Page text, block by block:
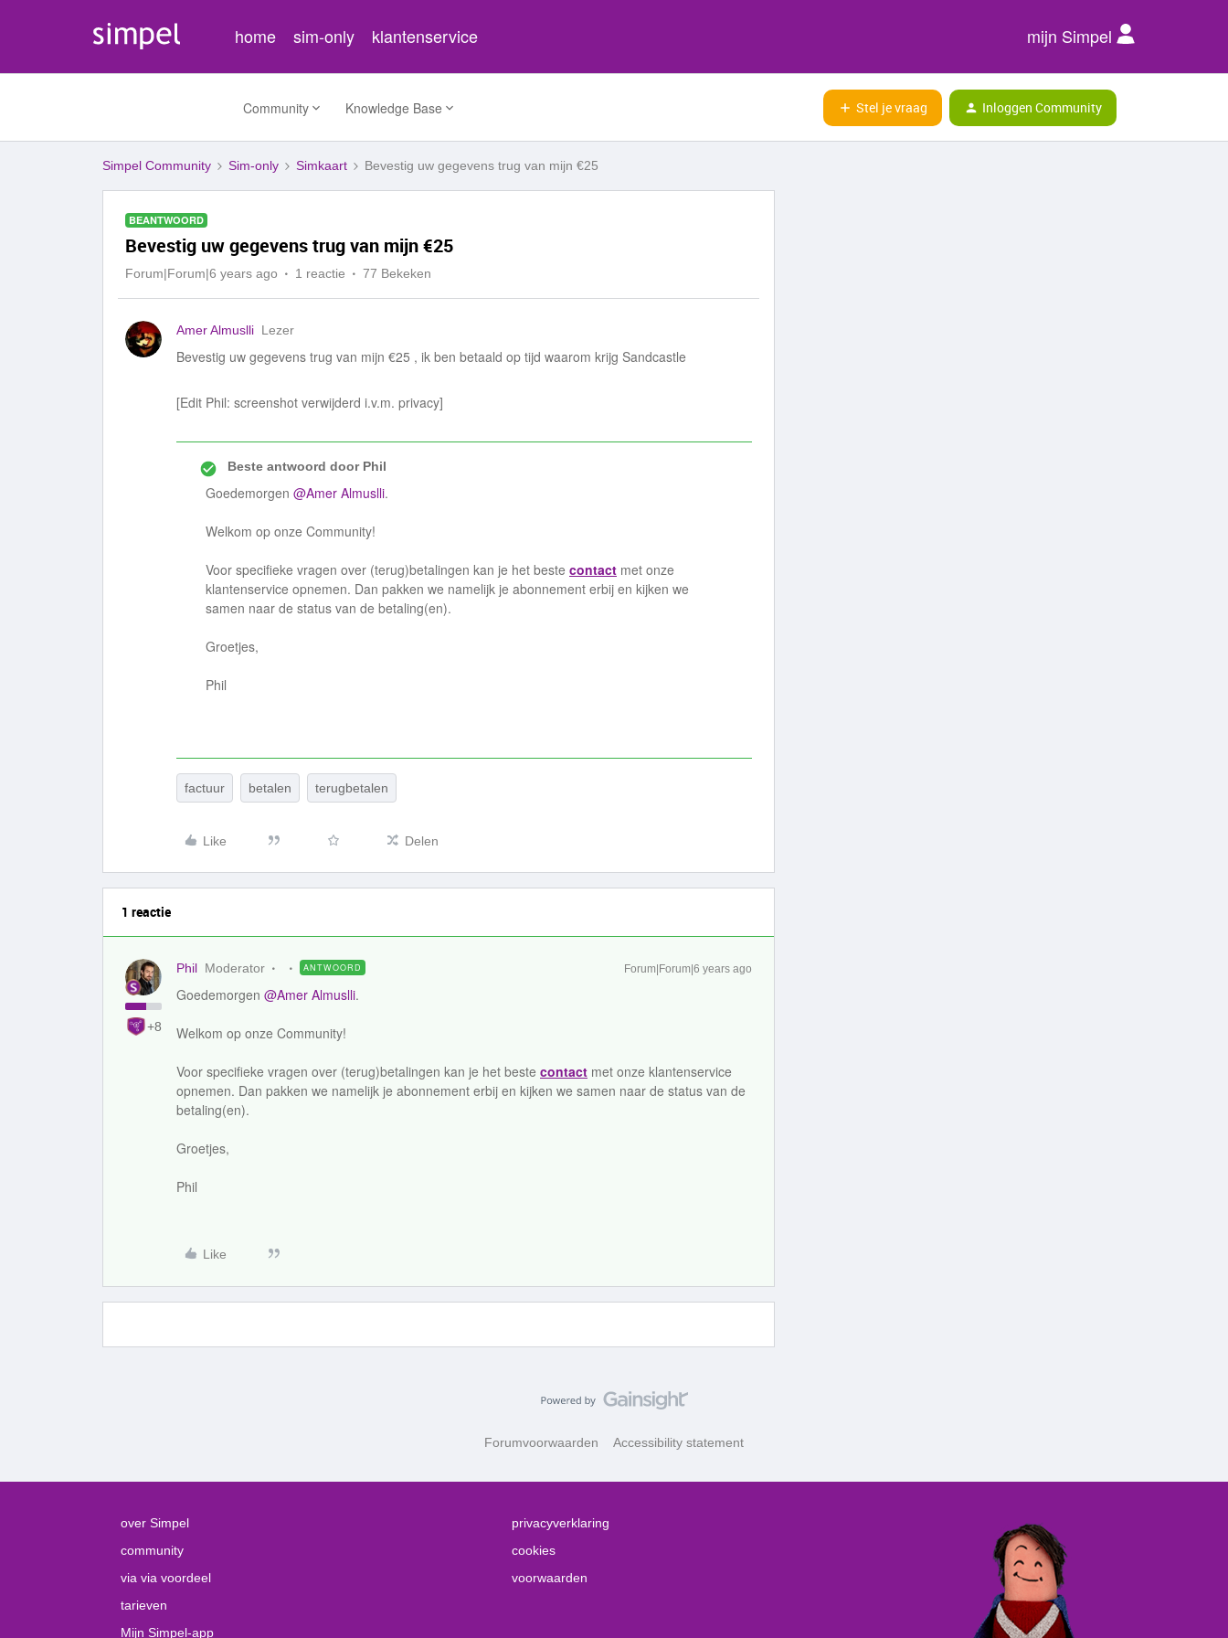
home sim-only klantenservice mijn Simpel
Community Knowledge Base Stel je vraag Inloggen Community
Simpel Community Sim-only Simkaart Bevestig uw gegevens trug van mijn €25
BEANTWOORD
Bevestig uw gegevens trug van mijn €25
Forum|Forum|6 years ago 1 reactie 77 Bekeken
Amer Almuslli Lezer
Bevestig uw gegevens trug van mijn €25 , ik ben betaald op tijd waarom krijg Sandcastle
[Edit Phil: screenshot verwijderd i.v.m. privacy]
Beste antwoord doorPhil
Goedemorgen @Amer Almuslli.
Welkom op onze Community!
Voor specifieke vragen over (terug)betalingen kan je het beste contact met onze
klantenservice opnemen. Dan pakken we namelijk je abonnement erbij en kijken we
samen naar de status van de betaling(en).
Groetjes,
Phil
factuur betalen terugbetalen
Like Delen
1 reactie
+8
Phil Moderator ANTWOORD Forum|Forum|6 years ago
Goedemorgen @Amer Almuslli.
Welkom op onze Community!
Voor specifieke vragen over (terug)betalingen kan je het beste contact met onze klantenservice
opnemen. Dan pakken we namelijk je abonnement erbij en kijken we samen naar de status van de
betaling(en).
Groetjes,
Phil
Like
Forumvoorwaarden Accessibility statement
over Simpel
community
via via voordeel
tarieven
Mijn Simpel-app
privacyverklaring
cookies
voorwaarden